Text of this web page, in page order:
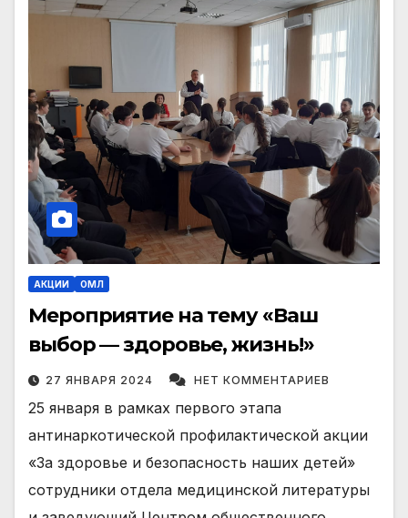
АКЦИИ ОМЛ
Мероприятие на тему «Ваш
выбор — здоровье, жизнь!»
27 ЯНВАРЯ 2024 НЕТ КОММЕНТАРИЕВ
25 января в рамках первого этапа
антинаркотической профилактической акции
«За здоровье и безопасность наших детей»
сотрудники отдела медицинской литературы